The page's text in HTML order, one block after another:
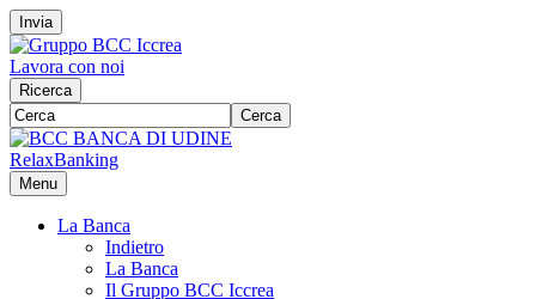
Invia
Lavora con noi
Ricerca
Cerca
RelaxBanking
Menu
La Banca
Indietro
La Banca
Il Gruppo BCC Iccrea